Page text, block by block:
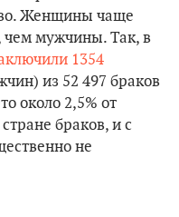
Женщины чаще
чем мужчины. Так, в
1354
из 52 497 браков
около 2,5% от
браков, и с
не